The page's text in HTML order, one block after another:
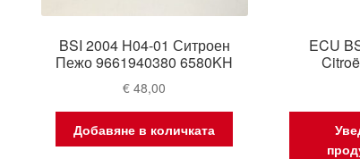
BSI 2004 H04-01 Ситроен
Пежо 9661940380 6580KH
€ 48,00
Добавяне в количката
ECU